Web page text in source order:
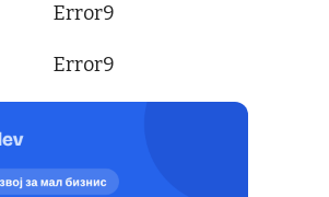
Error9
Error9